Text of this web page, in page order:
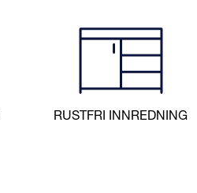
I
RUSTFRI INNREDNING